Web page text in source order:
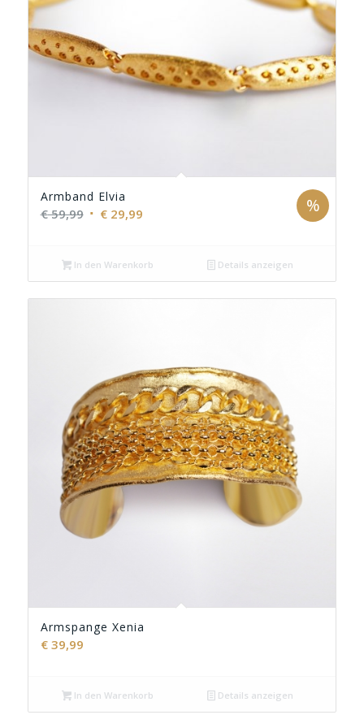
Armband Elvia
€59,99 Ursprünglicher
€ 59,99
€29,99Aktueller
€ 29,99.
%
In den Warenkorb Details anzeigen
Armspange Xenia
€39,99
In den Warenkorb Details anzeigen